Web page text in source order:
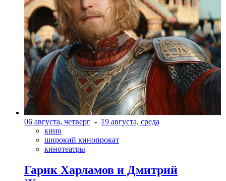
06 августа, четверг - 19 августа, среда
кино
широкий кинопрокат
кинотеатры
Гарик Харламов и Дмитрий